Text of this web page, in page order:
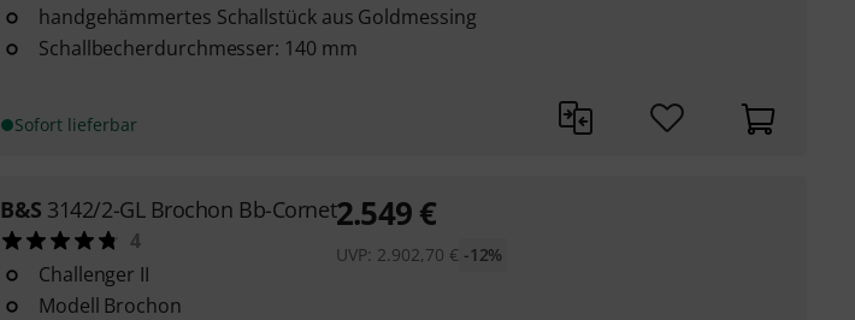
handgehämmertes Schallstück aus Goldmessing
Schallbecherdurchmesser: 140 mm
Sofort lieferbar
B&S 3142/2-GL Brochon Bb-Cornet
4
Challenger II
Modell Brochon
2.549€
UVP: 2.902,70 € -12%